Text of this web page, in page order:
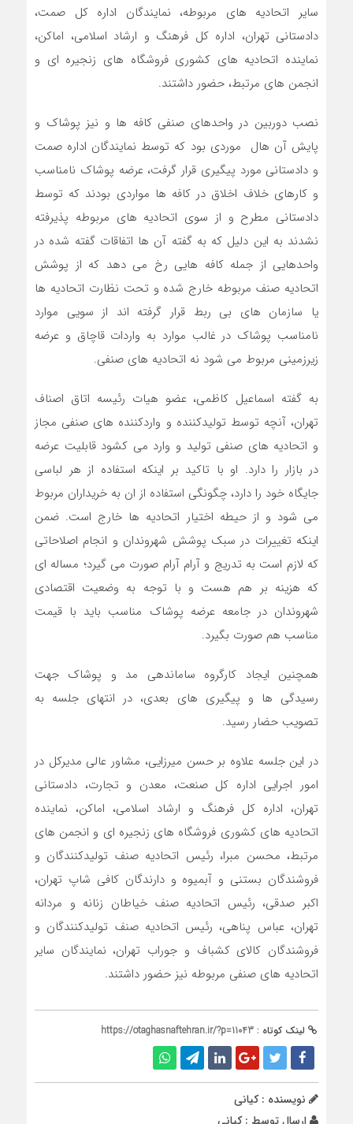
سایر اتحادیه های مربوطه، نمایندگان اداره کل صمت،
دادستانی تهران، اداره کل فرهنگ و ارشاد اسلامی، اماکن،
نماینده اتحادیه های کشوری فروشگاه های زنجیره ای و
انجمن های مرتبط، حضور داشتند.
نصب دوربین در واحدهای صنفی کافه ها و نیز پوشاک و
پایش آن هال موردی بود که توسط نمایندگان اداره صمت
و دادستانی مورد پیگیری قرار گرفت، عرضه پوشاک نامناسب
و کارهای خلاف اخلاق در کافه ها مواردی بودند که توسط
دادستانی مطرح و از سوی اتحادیه های مربوطه پذیرفته
نشدند به این دلیل که به گفته آن ها اتفاقات گفته شده در
واحدهایی از جمله کافه هایی رخ می دهد که از پوشش
اتحادیه صنف مربوطه خارج شده و تحت نظارت اتحادیه ها
یا سازمان های بی ربط قرار گرفته اند از سویی موارد
نامناسب پوشاک در غالب موارد به واردات قاچاق و عرضه
زیرزمینی مربوط می شود نه اتحادیه های صنفی.
به گفته اسماعیل کاظمی، عضو هیات رئیسه اتاق اصناف
تهران، آنچه توسط تولیدکننده و واردکننده های صنفی مجاز
و اتحادیه های صنفی تولید و وارد می کشود قابلیت عرضه
در بازار را دارد. او با تاکید بر اینکه استفاده از هر لباسی
جایگاه خود را دارد، چگونگی استفاده از ان به خریداران مربوط
می شود و از حیطه اختیار اتحادیه ها خارج است. ضمن
اینکه تغییرات در سبک پوشش شهروندان و انجام اصلاحاتی
که لازم است به تدریج و آرام آرام صورت می گیرد؛ مساله ای
که هزینه بر هم هست و با توجه به وضعیت اقتصادی
شهروندان در جامعه عرضه پوشاک مناسب باید با قیمت
مناسب هم صورت بگیرد.
همچنین ایجاد کارگروه ساماندهی مد و پوشاک جهت
رسیدگی ها و پیگیری های بعدی، در انتهای جلسه به
تصویب حضار رسید.
در این جلسه علاوه بر حسن میرزایی، مشاور عالی مدیرکل در
امور اجرایی اداره کل صنعت، معدن و تجارت، دادستانی
تهران، اداره کل فرهنگ و ارشاد اسلامی، اماکن، نماینده
اتحادیه های کشوری فروشگاه های زنجیره ای و انجمن های
مرتبط، محسن مبرا، رئیس اتحادیه صنف تولیدکنندگان و
فروشندگان بستنی و آبمیوه و دارندگان کافی شاپ تهران،
اکبر صدقی، رئیس اتحادیه صنف خیاطان زنانه و مردانه
تهران، عباس پناهی، رئیس اتحادیه صنف تولیدکنندگان و
فروشندگان کالای کشباف و جوراب تهران، نمایندگان سایر
اتحادیه های صنفی مربوطه نیز حضور داشتند.
لینک کوتاه : https://otaghasnaftehran.ir/?p=11043
نویسنده : کیانی